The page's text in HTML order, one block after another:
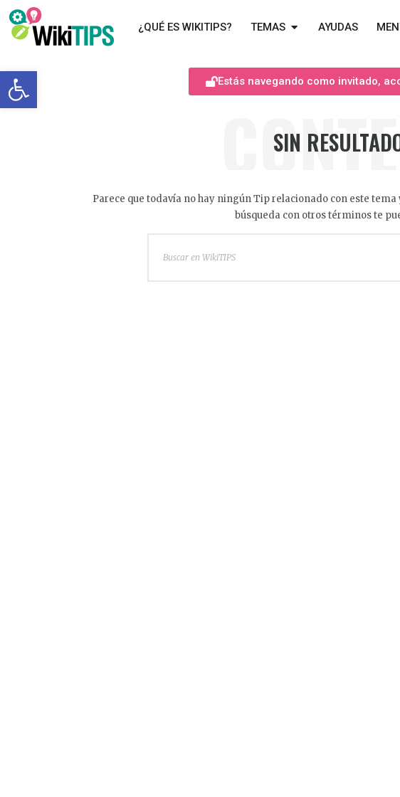
Abrir barra de herramientas
¿QUÉ ES WIKITIPS? TEMAS AYUDAS
Estás navegando como invitado,
SIN
Parece que todavía no hay ningún Tip relacionado con este
búsqueda con otros términos te